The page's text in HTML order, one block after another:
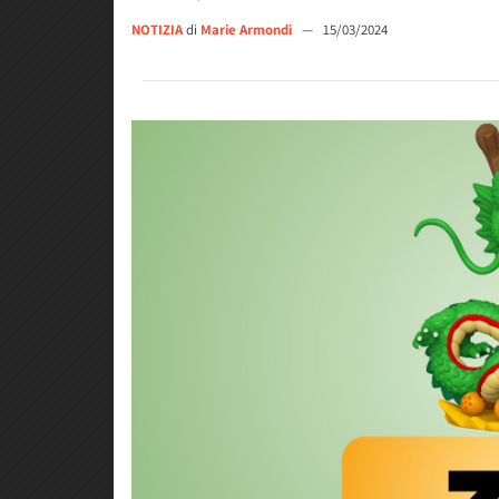
NOTIZIAdi Marie Armondi — 15/03/2024